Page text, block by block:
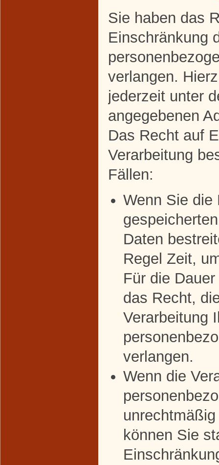
Sie haben das
Einschränkung
verlangen.
jederzeit unter
angegebenen
Das Recht auf
Verarbeitung
Fällen:
Wenn Sie die
Daten
Regel Zeit,
Für die
das Recht,
Verarbeitung
verlangen.
Wenn die
können Sie